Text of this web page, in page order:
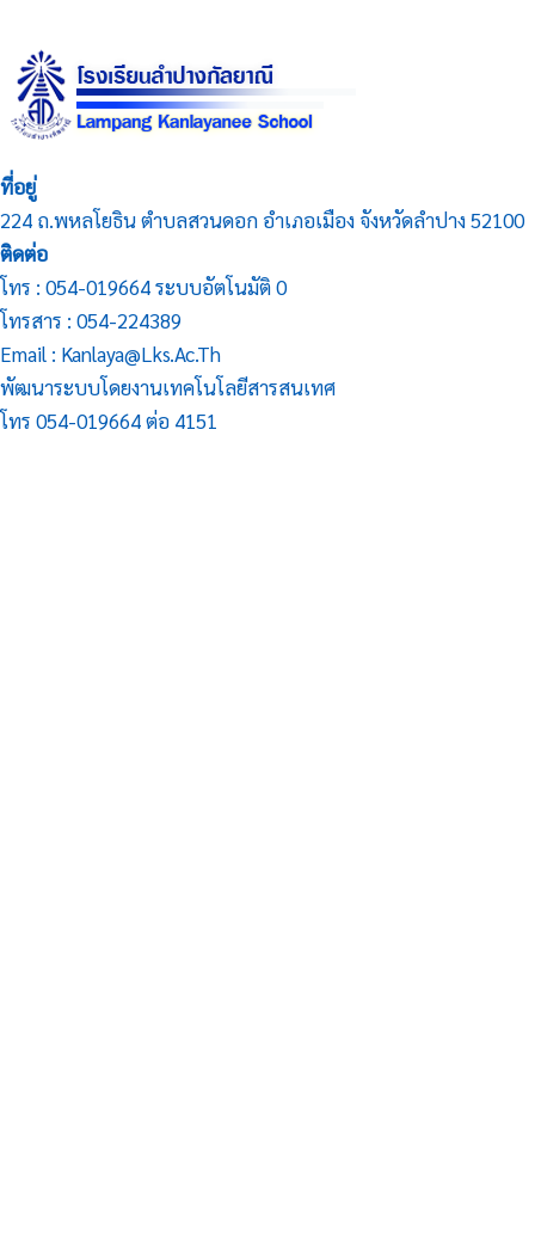
ที่อยู่
224 ถ.พหลโยธิน ตำบลสวนดอก อำเภอเมือง จังหวัดลำปาง 52100
ติดต่อ
โทร : 054-019664 ระบบอัตโนมัติ 0
โทรสาร : 054-224389
Email : Kanlaya@lks.ac.th
พัฒนาระบบโดยงานเทคโนโลยีสารสนเทศ
โทร 054-019664 ต่อ 4151